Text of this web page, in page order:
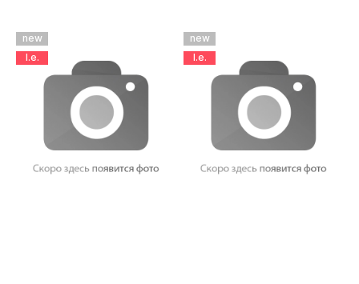
new
l.e.
new
l.e.